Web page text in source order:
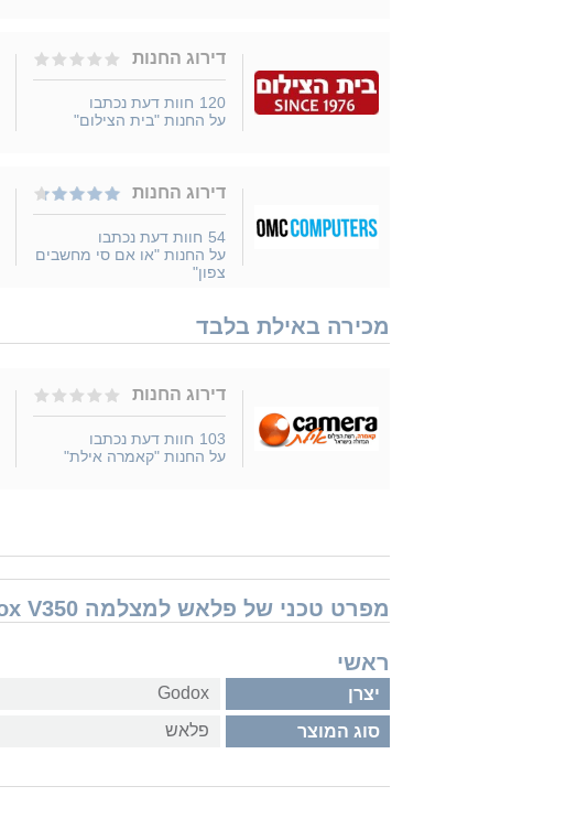
דירוג החנות
120 חוות דעת נכתבו
על החנות "בית הצילום"
דירוג החנות
54 חוות דעת נכתבו
על החנות "או אם סי מחשבים
צפון"
מכירה באילת בלבד
דירוג החנות
103 חוות דעת נכתבו
על החנות "קאמרה אילת"
מפרט טכני של פלאש למצלמה Godox V350
ראשי
יצרן Godox
סוג המוצר פלאש